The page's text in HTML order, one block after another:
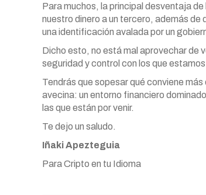
Para muchos, la principal desventaja
nuestro dinero a un tercero, además
una identificación avalada por un
Dicho esto, no está mal aprovechar de
seguridad y control con los que
Tendrás que sopesar qué conviene
avecina: un entorno financiero
las que están por venir.
Te dejo un saludo.
Iñaki Apezteguia
Para Cripto en tu Idioma